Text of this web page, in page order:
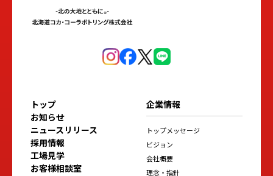
トップ
お知らせ
ニュースリリース
採用情報
工場見学
お客様相談室
企業情報
トップメッセージ
ビジョン
会社概要
理念・指針